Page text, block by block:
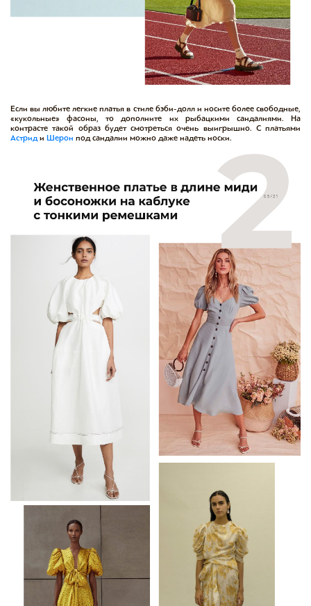
Если вы любите легкие платья в стиле бэби-долл и носите более свободные,
«кукольные» фасоны, то дополните их рыбацкими сандалиями. На
контрасте такой образ будет смотреться очень выигрышно. С платьями
Астриди Шерон под сандалии можно даже надеть носки.